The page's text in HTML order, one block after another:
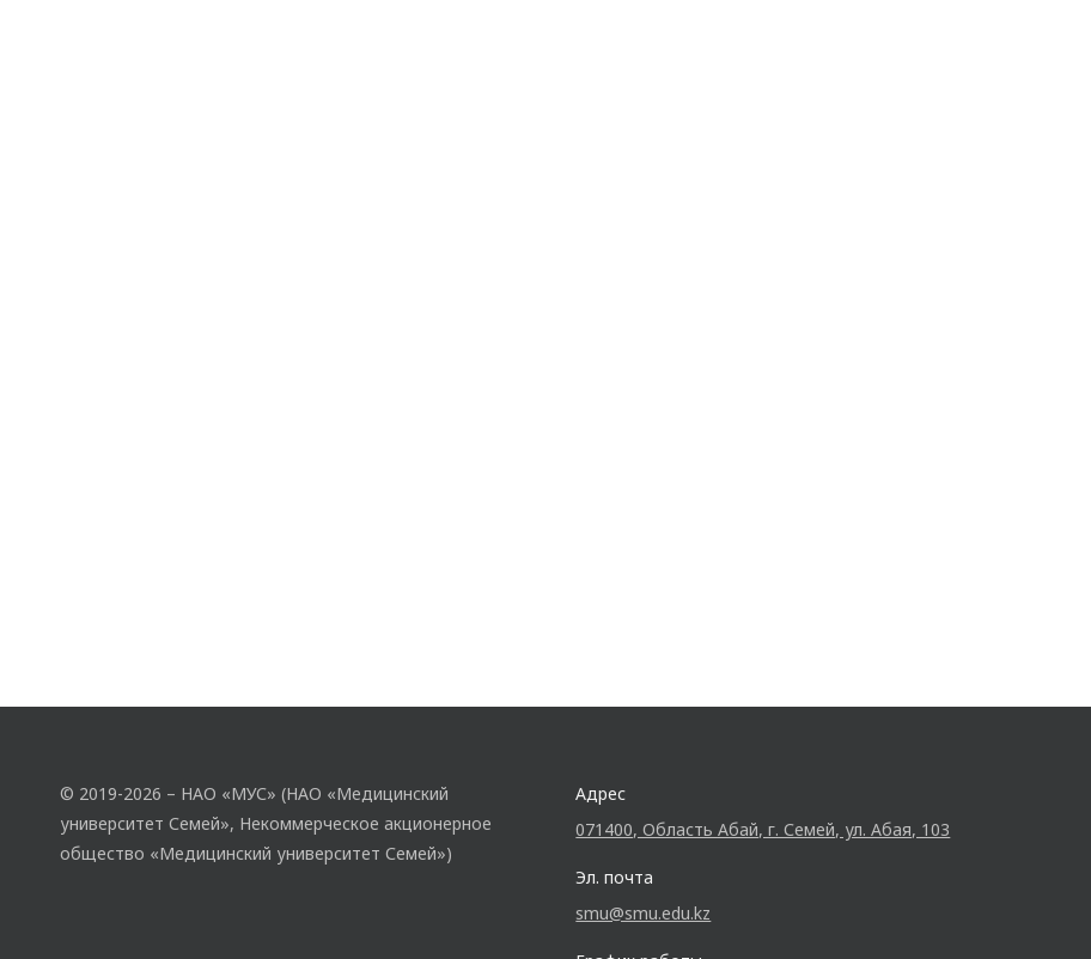
© 2019-2026 – НАО «МУС» (НАО «Медицинский
университет Семей», Некоммерческое акционерное
общество «Медицинский университет Семей»)
Адрес
071400, Область Абай, г. Семей, ул. Абая, 103
Эл. почта
smu@smu.edu.kz